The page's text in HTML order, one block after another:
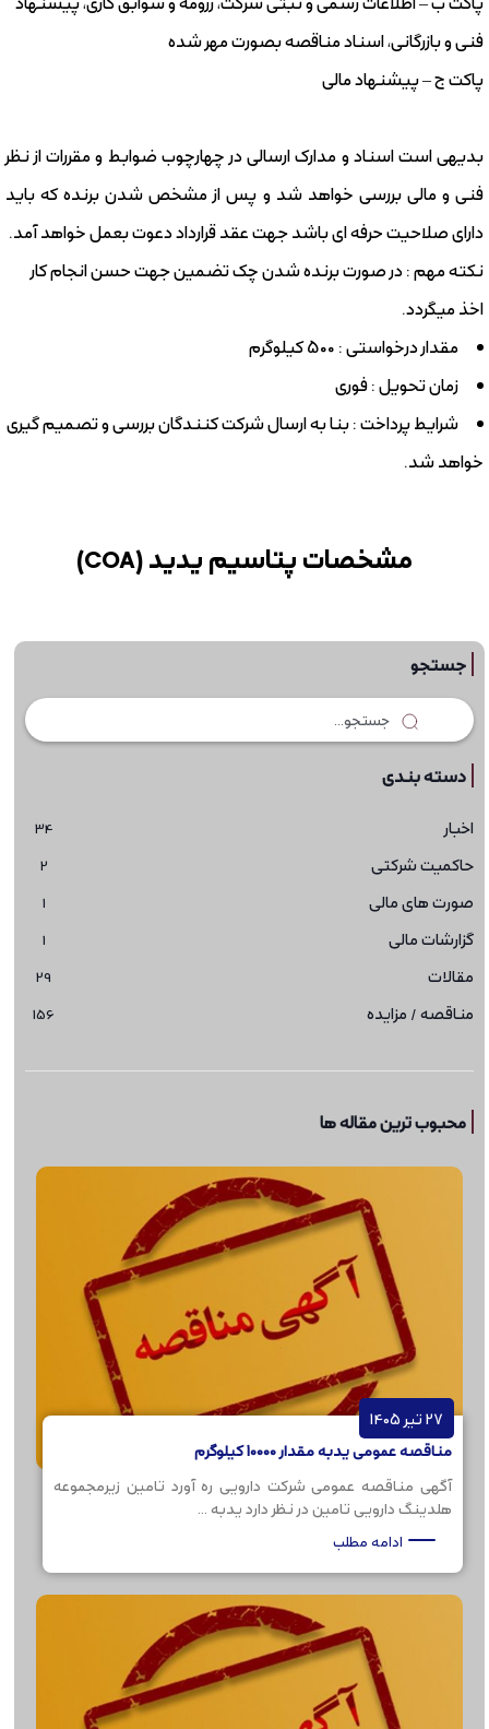
فنی و بازرگانی، اسناد مناقصه بصورت مهر شده
پاکت ج – پیشنهاد مالی
بدیهی است اسناد و مدارک ارسالی در چهارچوب ضوابط و مقررات از نظر
فنی و مالی بررسی خواهد شد و پس از مشخص شدن برنده که باید
دارای صلاحیت حرفه ای باشد جهت عقد قرارداد دعوت بعمل خواهد آمد.
نکته مهم : در صورت برنده شدن چک تضمین جهت حسن انجام کار
اخذ میگردد.
مقدار درخواستی : 500 کیلوگرم
زمان تحویل : فوری
شرایط پرداخت : بنا به ارسال شرکت کنندگان بررسی و تصمیم گیری
خواهد شد.
مشخصات پتاسیم یدید (COA)
جستجو
دسته بندی
اخبار 34
حاکمیت شرکتی 2
صورت های مالی 1
گزارشات مالی 1
مقالات 29
مناقصه / مزایده 156
محبوب ترین مقاله ها
27 تیر 1405
مناقصه عمومی یدبه مقدار 10000 کیلوگرم
آگهی مناقصه عمومی شرکت دارویی ره آورد تامین زیرمجموعه
هلدینگ دارویی تامین در نظر دارد یدبه ...
ادامه مطلب